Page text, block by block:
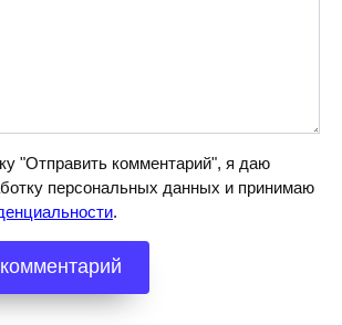
"Отправить комментарий", я даю
персональных данных и принимаю
.